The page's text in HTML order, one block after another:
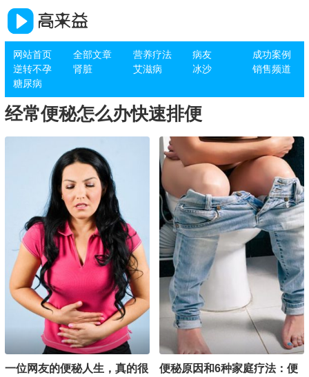
网站首页 全部文章 营养疗法 病友
成功案例
逆转不孕
肾脏 艾滋病 冰沙
销售频道
糖尿病
经常便秘怎么办快速排便
一位网友的便秘人生，真的很
便秘原因和6种家庭疗法：便